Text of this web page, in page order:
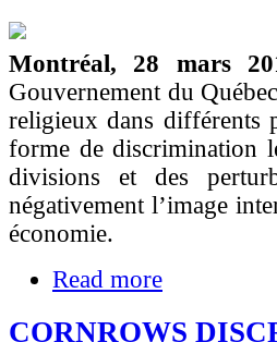
Montréal, 28 mars
Gouvernement du
religieux dans différents
forme de discrimination
divisions et des
négativement l’image
économie.
Read more
CORNROWS